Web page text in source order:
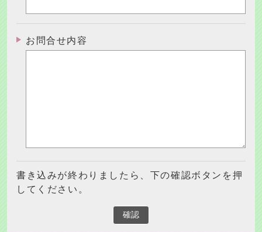
お問合せ内容
書き込みが終わりましたら、下の確認ボタンを押
してください。
確認